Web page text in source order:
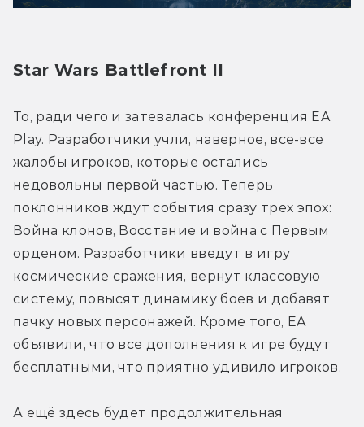
Star Wars Battlefront II
То, ради чего и затевалась конференция EA
Play. Разработчики учли, наверное, все-все
жалобы игроков, которые остались
недовольны первой частью. Теперь
поклонников ждут события сразу трёх эпох:
Война клонов, Восстание и война с Первым
орденом. Разработчики введут в игру
космические сражения, вернут классовую
систему, повысят динамику боёв и добавят
пачку новых персонажей. Кроме того, EA
объявили, что все дополнения к игре будут
бесплатными, что приятно удивило игроков.
А ещё здесь будет продолжительная